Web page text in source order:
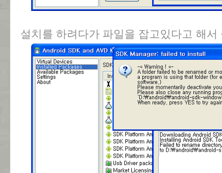
설치를 하려다가 파일을 잡고있다고 해